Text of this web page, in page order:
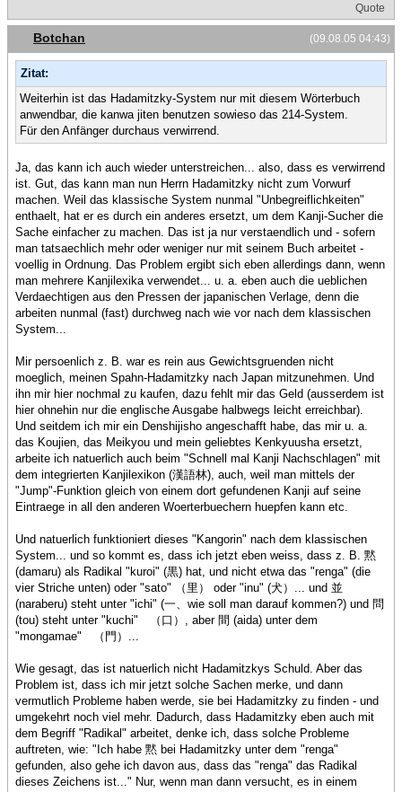
Quote
(09.08.05 04:43)
Botchan
Zitat:
Weiterhin ist das Hadamitzky-System nur mit diesem Wörterbuch
anwendbar, die kanwa jiten benutzen sowieso das 214-System.
Für den Anfänger durchaus verwirrend.
Ja, das kann ich auch wieder unterstreichen... also, dass es verwirrend
ist. Gut, das kann man nun Herrn Hadamitzky nicht zum Vorwurf
machen. Weil das klassische System nunmal "Unbegreiflichkeiten"
enthaelt, hat er es durch ein anderes ersetzt, um dem Kanji-Sucher die
Sache einfacher zu machen. Das ist ja nur verstaendlich und - sofern
man tatsaechlich mehr oder weniger nur mit seinem Buch arbeitet -
voellig in Ordnung. Das Problem ergibt sich eben allerdings dann, wenn
man mehrere Kanjilexika verwendet... u. a. eben auch die ueblichen
Verdaechtigen aus den Pressen der japanischen Verlage, denn die
arbeiten nunmal (fast) durchweg nach wie vor nach dem klassischen
System...
Mir persoenlich z. B. war es rein aus Gewichtsgruenden nicht
moeglich, meinen Spahn-Hadamitzky nach Japan mitzunehmen. Und
ihn mir hier nochmal zu kaufen, dazu fehlt mir das Geld (ausserdem ist
hier ohnehin nur die englische Ausgabe halbwegs leicht erreichbar).
Und seitdem ich mir ein Denshijisho angeschafft habe, das mir u. a.
das Koujien, das Meikyou und mein geliebtes Kenkyuusha ersetzt,
arbeite ich natuerlich auch beim "Schnell mal Kanji Nachschlagen" mit
dem integrierten Kanjilexikon (漢語林), auch, weil man mittels der
"Jump"-Funktion gleich von einem dort gefundenen Kanji auf seine
Eintraege in all den anderen Woerterbuechern huepfen kann etc.
Und natuerlich funktioniert dieses "Kangorin" nach dem klassischen
System... und so kommt es, dass ich jetzt eben weiss, dass z. B. 黙
(damaru) als Radikal "kuroi" (黒) hat, und nicht etwa das "renga" (die
vier Striche unten) oder "sato" （里） oder "inu" (犬）... und 並
(naraberu) steht unter "ichi" (一、wie soll man darauf kommen?) und 問
(tou) steht unter "kuchi" （口）, aber 間 (aida) unter dem
"mongamae" （門）...
Wie gesagt, das ist natuerlich nicht Hadamitzkys Schuld. Aber das
Problem ist, dass ich mir jetzt solche Sachen merke, und dann
vermutlich Probleme haben werde, sie bei Hadamitzky zu finden - und
umgekehrt noch viel mehr. Dadurch, dass Hadamitzky eben auch mit
dem Begriff "Radikal" arbeitet, denke ich, dass solche Probleme
auftreten, wie: "Ich habe 黙 bei Hadamitzky unter dem "renga"
gefunden, also gehe ich davon aus, dass das "renga" das Radikal
dieses Zeichens ist..." Nur, wenn man dann versucht, es in einem